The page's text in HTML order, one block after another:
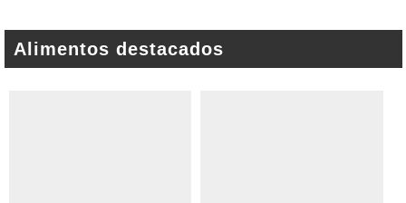
Alimentos destacados